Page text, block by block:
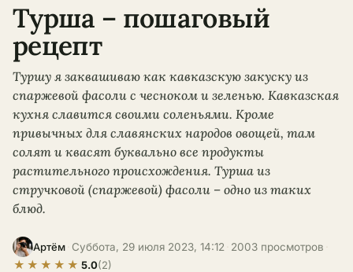
Турша – пошаговый
рецепт
Туршу я заквашиваю как кавказскую закуску из
спаржевой фасоли с чесноком и зеленью. Кавказская
кухня славится своими соленьями. Кроме
привычных для славянских народов овощей, там
солят и квасят буквально все продукты
растительного происхождения. Турша из
стручковой (спаржевой) фасоли – одно из таких
блюд.
Артём Суббота, 29 июля 2023, 14:12 2003 просмотров
★ ★ ★ ★ ★ 5.0(2)